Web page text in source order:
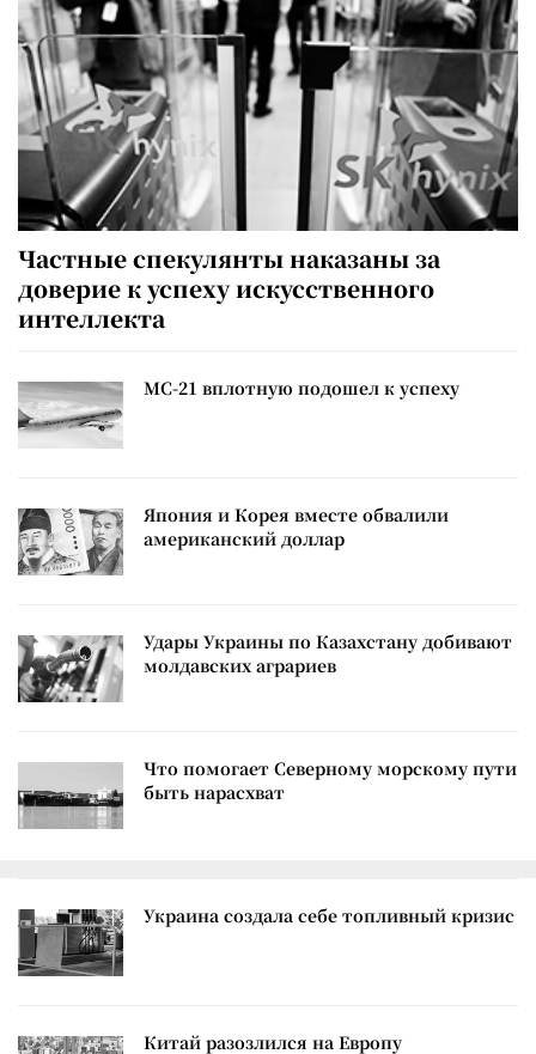
Частные спекулянты наказаны за
доверие к успеху искусственного
интеллекта
МС-21 вплотную подошел к успеху
Япония и Корея вместе обвалили
американский доллар
Удары Украины по Казахстану добивают
молдавских аграриев
Что помогает Северному морскому пути
быть нарасхват
Украина создала себе топливный кризис
Китай разозлился на Европу